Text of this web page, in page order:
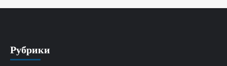
Рубрики